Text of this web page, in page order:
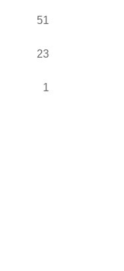
51
23
1